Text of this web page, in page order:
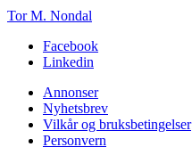
Tor M. Nondal
Facebook
Linkedin
Annonser
Nyhetsbrev
Vilkår og bruksbetingelser
Personvern